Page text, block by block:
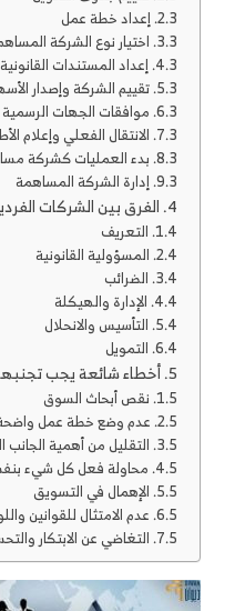
إعداد خطة عمل
اختيار نوع الشركة
إعداد المستندات القانونية
تقييم الشركة وإصدار
موافقات الجهات الرسمية
الانتقال الفعلي وإعلام
بدء العمليات كشركة
إدارة الشركة المساهمة
الفرق بين الشركات
التعريف
المسؤولية القانونية
الضرائب
الإدارة والهيكلة
التأسيس والانحلال
التمويل
أخطاء شائعة يجب
نقص أبحاث السوق
عدم وضع خطة عمل
التقليل من أهمية الجانب
محاولة فعل كل شيء
الإهمال في التسويق
عدم الامتثال للقوانين
التغاضي عن الابتكار